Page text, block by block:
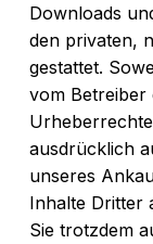
Downloads
den privaten,
gestattet.
vom Betreiber
ausdrücklich
unseres
Inhalte Dritter
Sie trotzdem